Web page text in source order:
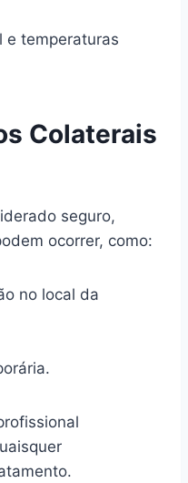
e temperaturas
Colaterais
seguro,
ocorrer, como:
no local da